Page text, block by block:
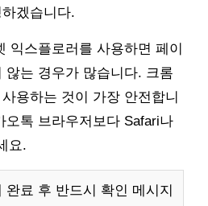
겠습니다.
익스플로러를 사용하면 페이
않는 경우가 많습니다. 크롬
용하는 것이 가장 안전합니
오톡 브라우저보다 Safari나
요.
완료 후 반드시 확인 메시지